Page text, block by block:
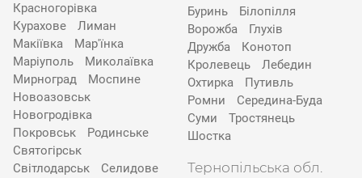
Красногорівка
Курахове
Лиман
Макіївка
Мар'їнка
Маріуполь
Миколаївка
Мирноград
Моспине
Новоазовськ
Новогродівка
Покровськ
Родинське
Святогірськ
Світлодарськ
Селидове
Буринь
Білопілля
Ворожба
Глухів
Дружба
Конотоп
Кролевець
Лебедин
Охтирка
Путивль
Ромни
Середина-Буда
Суми
Тростянець
Шостка
Тернопільська обл.